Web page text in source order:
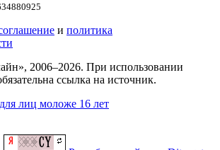
и политика
2006–2026. При использовании
ссылка на источник.
лиц моложе 16 лет